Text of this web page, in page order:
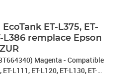
ET-L375, ET-
L386 remplace Epson
Magenta - Compatible
L111, ET-L120, ET-L130, ET-
ET-L3060, ET-L3070, ET-L310,